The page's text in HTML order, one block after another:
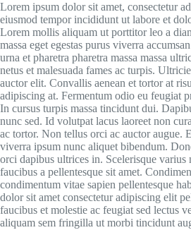
Lorem ipsum dolor sit amet, consectetur
eiusmod tempor incididunt ut labore et
Lorem mollis aliquam ut porttitor leo a
massa eget egestas purus viverra
urna et pharetra pharetra massa massa
netus et malesuada fames ac turpis.
auctor elit. Convallis aenean et tortor at
adipiscing at. Fermentum odio eu feugiat
In cursus turpis massa tincidunt dui.
nunc sed. Id volutpat lacus laoreet non
ac tortor. Non tellus orci ac auctor augue.
viverra ipsum nunc aliquet bibendum.
orci dapibus ultrices in. Scelerisque varius
faucibus a pellentesque sit amet.
condimentum vitae sapien pellentesque
dolor sit amet consectetur adipiscing elit
faucibus et molestie ac feugiat sed lectus
aliquam sem fringilla ut morbi tincidunt